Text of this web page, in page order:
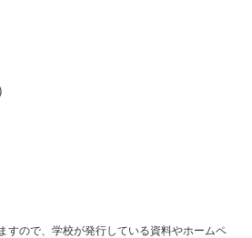
すので、学校が発行している資料やホームペ